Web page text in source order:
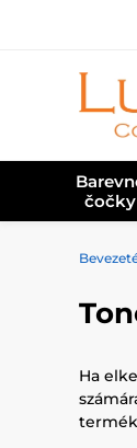
čočky
Ha